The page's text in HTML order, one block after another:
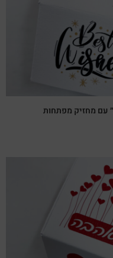
עם מחזיק מפתחות
צפייה מהירה